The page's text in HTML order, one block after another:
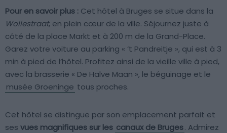
Pour en savoir plus : Cet hôtel à Bruges se situe dans la
Wollestraat, en plein cœur de la ville. Séjournez juste à
côté de la place Markt et à 200 m de la Grand-Place.
Garez votre voiture au parking « ‘t Pandreitje », qui est à 3
min à pied de l’hôtel. Profitez ainsi de la vieille ville à pied,
avec la brasserie « De Halve Maan », le béguinage et le
musée Groeninge tous proches.
Cet hôtel se distingue par son emplacement parfait et
ses vues magnifiques sur les canaux de Bruges. Admirez